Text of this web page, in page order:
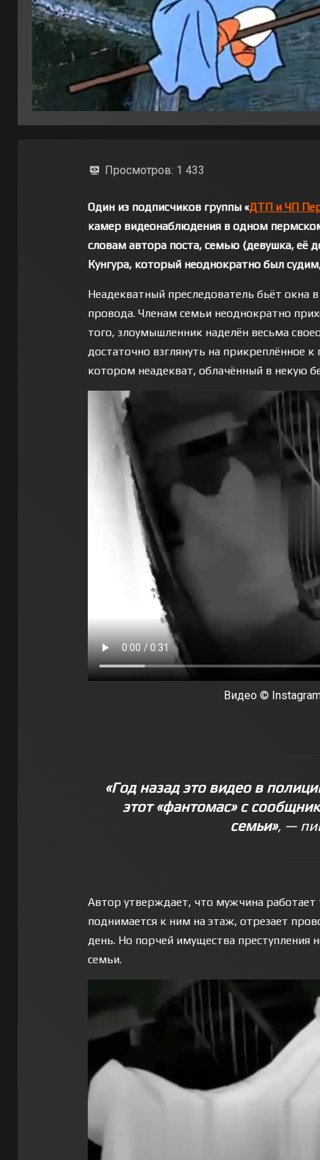
Просмотров: 1 433
Один из подписчиков группы «ДТП и ЧП
камер видеонаблюдения в одном
словам автора поста, семью (девушка, её
Кунгура, который неоднократно был
Неадекватный преследователь бьёт окна
провода. Членам семьи неоднократно
того, злоумышленник наделён весьма
достаточно взглянуть на прикреплённое
котором неадекват, облачённый в некую
Видео ©
«Год назад это видео в
этот «фантомас» с
семьи», —
Автор утверждает, что мужчина работает
поднимается к ним на этаж, отрезает
день. Но порчей имущества преступления
семьи.